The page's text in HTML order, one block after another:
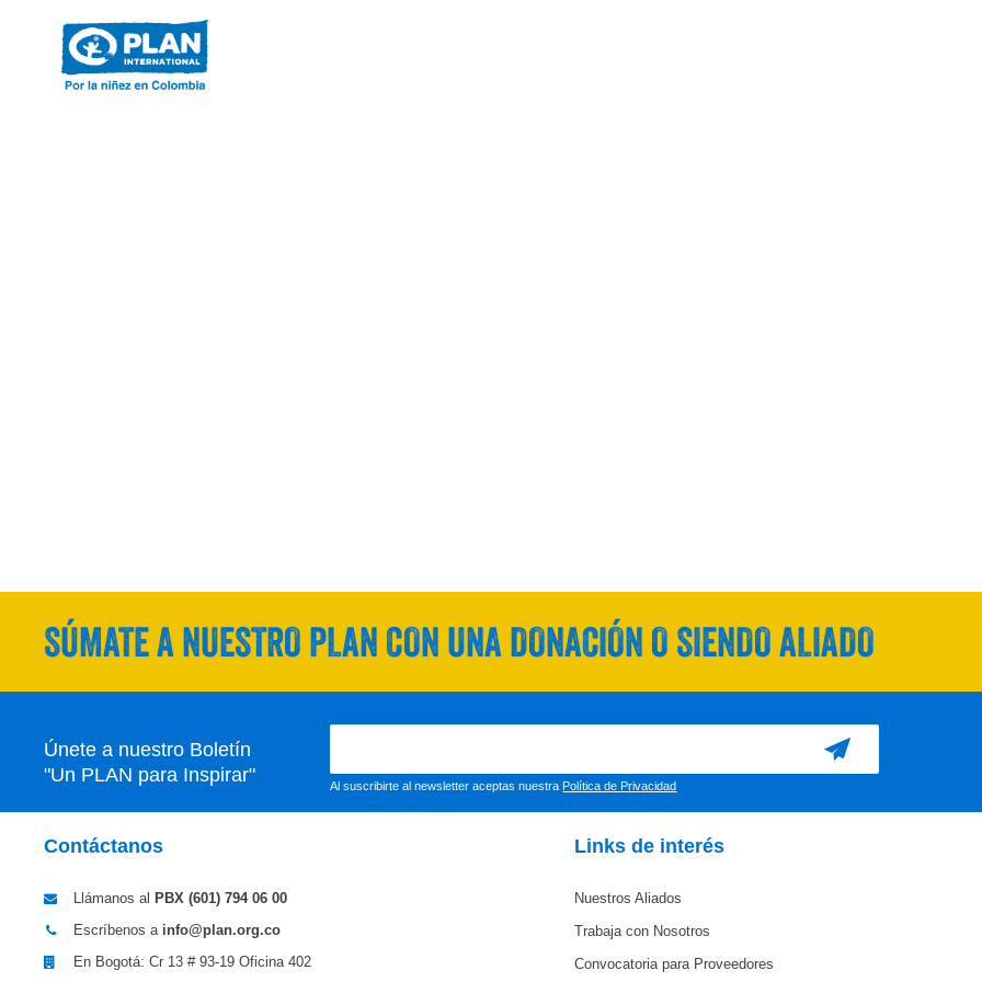
SÚMATE A NUESTRO PLAN CON UNA DONACIÓN O SIENDO ALIADO
Únete a nuestro Boletín
"Un PLAN para Inspirar"
Al suscribirte al newsletter aceptas nuestra Política de Privacidad
Contáctanos
Llámanos al PBX (601) 794 06 00
Escríbenos a info@plan.org.co
En Bogotá: Cr 13 # 93-19 Oficina 402
Links de interés
Nuestros Aliados
Trabaja con Nosotros
Convocatoria para Proveedores